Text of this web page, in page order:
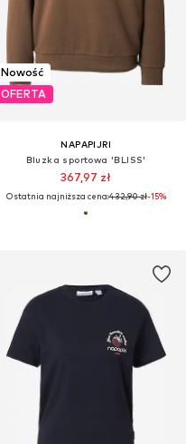
Nowość
OFERTA
NAPAPIJRI
Bluzka sportowa 'BLISS'
367,97 zł
Ostatnia najniższa cena:432,90 zł-15%